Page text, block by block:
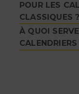
POUR LES
CLASSIQUES ?
À QUOI